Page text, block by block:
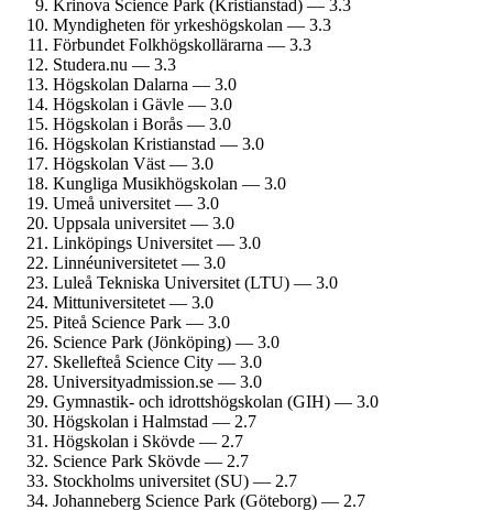
Krinova Science Park (Kristianstad) — 3.3
Myndigheten för yrkes­högskolan — 3.3
Förbundet Folkhögskol­lärarna — 3.3
Studera.nu — 3.3
Högskolan Dalarna — 3.0
Högskolan i Gävle — 3.0
Högskolan i Borås — 3.0
Högskolan Kristianstad — 3.0
Högskolan Väst — 3.0
Kungliga Musik­högskolan — 3.0
Umeå universitet — 3.0
Uppsala universitet — 3.0
Linköpings Universitet — 3.0
Linné­universitetet — 3.0
Luleå Tekniska Universitet (LTU) — 3.0
Mitt­universitetet — 3.0
Piteå Science Park — 3.0
Science Park (Jönköping) — 3.0
Skellefteå Science City — 3.0
University­admission.se — 3.0
Gymnastik- och idrotts­högskolan (GIH) — 3.0
Högskolan i Halmstad — 2.7
Högskolan i Skövde — 2.7
Science Park Skövde — 2.7
Stockholms universitet (SU) — 2.7
Johanneberg Science Park (Göteborg) — 2.7